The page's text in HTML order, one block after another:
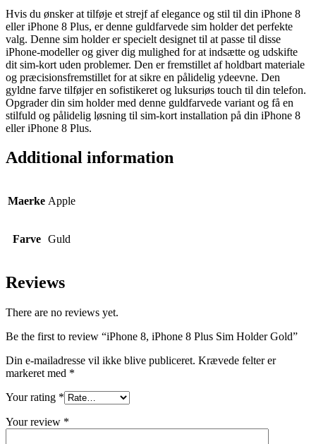
Hvis du ønsker at tilføje et strejf af elegance og stil til din iPhone 8
eller iPhone 8 Plus, er denne guldfarvede sim holder det perfekte
valg. Denne sim holder er specielt designet til at passe til disse
iPhone-modeller og giver dig mulighed for at indsætte og udskifte
dit sim-kort uden problemer. Den er fremstillet af holdbart materiale
og præcisionsfremstillet for at sikre en pålidelig ydeevne. Den
gyldne farve tilføjer en sofistikeret og luksuriøs touch til din telefon.
Opgrader din sim holder med denne guldfarvede variant og få en
stilfuld og pålidelig løsning til sim-kort installation på din iPhone 8
eller iPhone 8 Plus.
Additional information
Maerke Apple
Farve Guld
Reviews
There are no reviews yet.
Be the first to review “iPhone 8, iPhone 8 Plus Sim Holder Gold”
Din e-mailadresse vil ikke blive publiceret. Krævede felter er
markeret med *
Your rating *
Your review *